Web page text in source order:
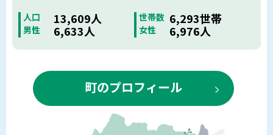
人口 13,609人 世帯数 6,293世帯
男性 6,633人 女性 6,976人
町のプロフィール